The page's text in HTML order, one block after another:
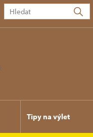
Tipy na výlet